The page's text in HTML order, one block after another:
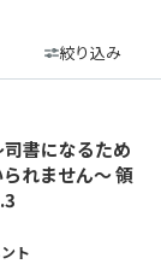
絞り込み
司書になるため
れません～ 領
ト